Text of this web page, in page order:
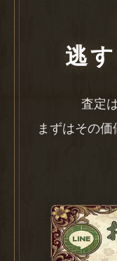
逃
査定
まずはその